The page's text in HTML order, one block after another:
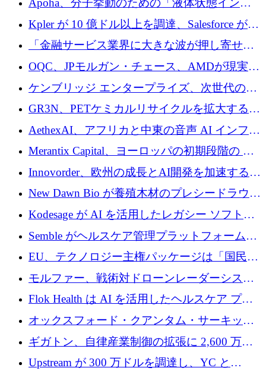
の資本シフトを呼びかけ
Apoha、分子挙動のための「液体状態インテ
リジェンス」を構築するために3,600万ドルを
かけてステルス状態から出現
Kpler が 10 億ドル以上を調達、Salesforce が
Contentful を買収、Built in Europe キャンペー
ンを開始
「金融サービス業界に大きな波が押し寄せて
いる」と「欧州初のAIネイティブ銀行」のボ
スが語る
OQC、JPモルガン・チェース、AMDが現実世
界のフィンテック・アプリケーションを探索
するためにQuantum-AIデータセンターを立ち
上げ
ケンブリッジ エンタープライズ、次世代のデ
ィープテック創設者向けにロンドンの出発点
を構築
GR3N、PETケミカルリサイクルを拡大するた
めにシリーズBで1,550万ユーロを調達
AethexAI、アフリカと中東の音声 AI インフラ
ストラクチャを構築するために 300 万ドルを
Merantix Capital、ヨーロッパの初期段階の AI
スタートアップ向けに 1 億 300 万ユーロのフ
ァンドを立ち上げる
Innovorder、欧州の成長とAI開発を加速するた
めに2,000万ユーロを確保
New Dawn Bio が養殖木材のプレシードラウン
ドで 210 万ユーロを調達
Kodesage が AI を活用したレガシー ソフトウ
ェアの最新化のために 660 万ドルを調達
Semble がヘルスケア管理プラットフォームを
拡大するためにシリーズ C で 3,000 万ポンド
を調達
EU、テクノロジー主権パッケージは「国民の
保護」に関するものだと発言
モルファー、戦術対ドローンレーダーシステ
ムを最前線に近づけるために150万ユーロを調
Flok Health は AI を活用したヘルスケア プラ
ットフォームの成長に 1,250 万ドルを投資
オックスフォード・クアンタム・サーキット
が「成人向け」2億6,000万ポンドの資金調達
ラウンドを獲得
ギガトン、自律産業制御の拡張に 2,600 万ド
ルを調達
Upstream が 300 万ドルを調達し、YC と